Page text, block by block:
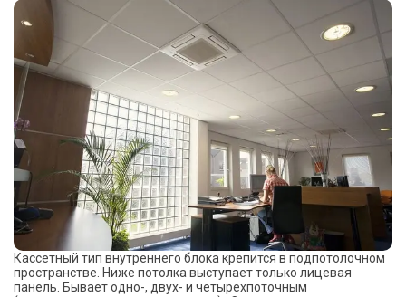
Кассетный тип внутреннего блока крепится в подпотолочном
пространстве. Ниже потолка выступает только лицевая
панель. Бывает одно-, двух- и четырехпоточным